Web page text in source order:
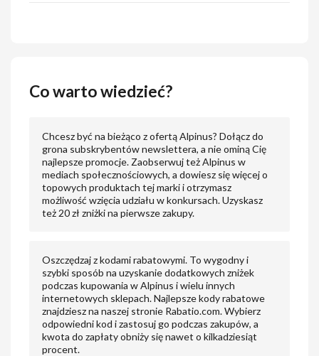
Co warto wiedzieć?
Chcesz być na bieżąco z ofertą Alpinus? Dołącz do
grona subskrybentów newslettera, a nie ominą Cię
najlepsze promocje. Zaobserwuj też Alpinus w
mediach społecznościowych, a dowiesz się więcej o
topowych produktach tej marki i otrzymasz
możliwość wzięcia udziału w konkursach. Uzyskasz
też 20 zł zniżki na pierwsze zakupy.
Oszczędzaj z kodami rabatowymi. To wygodny i
szybki sposób na uzyskanie dodatkowych zniżek
podczas kupowania w Alpinus i wielu innych
internetowych sklepach. Najlepsze kody rabatowe
znajdziesz na naszej stronie Rabatio.com. Wybierz
odpowiedni kod i zastosuj go podczas zakupów, a
kwota do zapłaty obniży się nawet o kilkadziesiąt
procent.